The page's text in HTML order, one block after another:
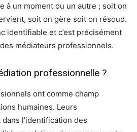
à un moment ou un autre ; soit on
soit on gère soit on résoud.
identifiable et c’est précisément
médiateurs professionnels.
professionnelle ?
ont comme champ
humaines. Leurs
l’identification des